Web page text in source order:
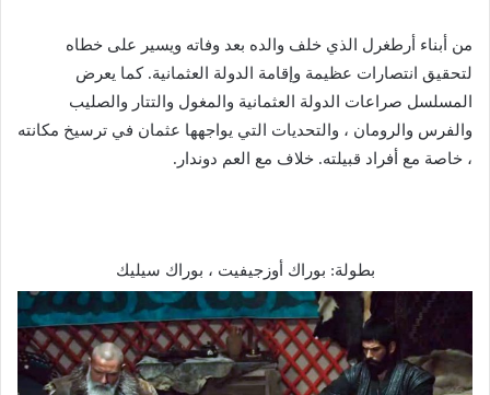
من أبناء أرطغرل الذي خلف والده بعد وفاته ويسير على خطاه
لتحقيق انتصارات عظيمة وإقامة الدولة العثمانية. كما يعرض
المسلسل صراعات الدولة العثمانية والمغول والتتار والصليب
والفرس والرومان ، والتحديات التي يواجهها عثمان في ترسيخ مكانته
، خاصة مع أفراد قبيلته. خلاف مع العم دوندار.
بطولة: بوراك أوزجيفيت ، بوراك سيليك